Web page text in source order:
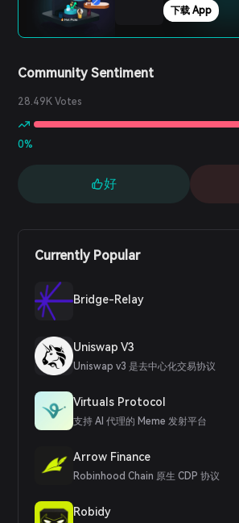
下载 App
Community Sentiment
28.49K Votes
0%
好
Currently Popular
Bridge-Relay
Uniswap V3
Uniswap v3 是去中心化交易协议
Virtuals Protocol
支持 AI 代理的 Meme 发射平台
Arrow Finance
Robinhood Chain 原生 CDP 协议
Robidy